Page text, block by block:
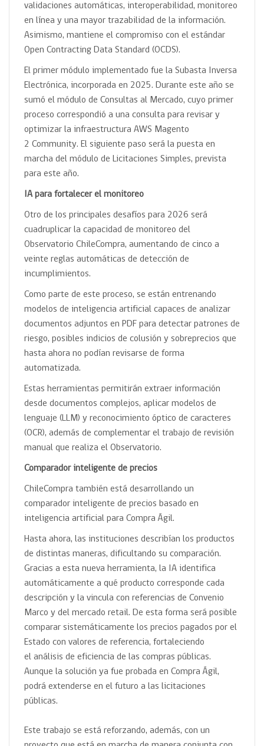
validaciones automáticas, interoperabilidad, monitoreo
en línea y una mayor trazabilidad de la información.
Asimismo, mantiene el compromiso con el estándar
Open Contracting Data Standard (OCDS).
El primer módulo implementado fue la Subasta Inversa
Electrónica, incorporada en 2025. Durante este año se
sumó el módulo de Consultas al Mercado, cuyo primer
proceso correspondió a una consulta para revisar y
optimizar la infraestructura AWS Magento
2 Community. El siguiente paso será la puesta en
marcha del módulo de Licitaciones Simples, prevista
para este año.
IA para fortalecer el monitoreo
Otro de los principales desafíos para 2026 será
cuadruplicar la capacidad de monitoreo del
Observatorio ChileCompra, aumentando de cinco a
veinte reglas automáticas de detección de
incumplimientos.
Como parte de este proceso, se están entrenando
modelos de inteligencia artificial capaces de analizar
documentos adjuntos en PDF para detectar patrones de
riesgo, posibles indicios de colusión y sobreprecios que
hasta ahora no podían revisarse de forma
automatizada.
Estas herramientas permitirán extraer información
desde documentos complejos, aplicar modelos de
lenguaje (LLM) y reconocimiento óptico de caracteres
(OCR), además de complementar el trabajo de revisión
manual que realiza el Observatorio.
Comparador inteligente de precios
ChileCompra también está desarrollando un
comparador inteligente de precios basado en
inteligencia artificial para Compra Ágil.
Hasta ahora, las instituciones describían los productos
de distintas maneras, dificultando su comparación.
Gracias a esta nueva herramienta, la IA identifica
automáticamente a qué producto corresponde cada
descripción y la vincula con referencias de Convenio
Marco y del mercado retail. De esta forma será posible
comparar sistemáticamente los precios pagados por el
Estado con valores de referencia, fortaleciendo
el análisis de eficiencia de las compras públicas.
Aunque la solución ya fue probada en Compra Ágil,
podrá extenderse en el futuro a las licitaciones
públicas.
Este trabajo se está reforzando, además, con un